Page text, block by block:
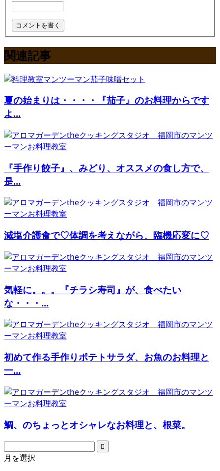
関連記事
夏の始まりは・・・・『茄子』のお料理からです
よ...
『手作り餃子』、みどり、オススメの食し方で、
是...
減塩介護食で♡体調を考えながら、臨機応変に♡
気軽に。。。『チラシ寿司』が、食べたい
な・・・...
初めて作る手作りポテトサラダ、お魚のお料理と
一...
鯛、のちょっとオシャレなお料理と、根菜。
月を選択